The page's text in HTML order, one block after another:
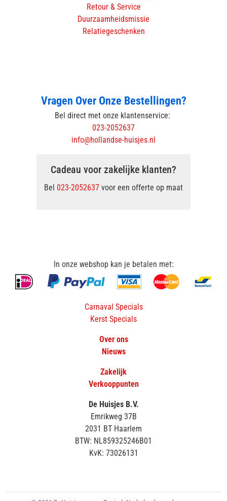
Retour & Service
Duurzaamheidsmissie
Relatiegeschenken
Vragen Over Onze Bestellingen?
Bel direct met onze klantenservice:
023-2052637
info@hollandse-huisjes.nl
Cadeau voor zakelijke klanten?
Bel 023-2052637 voor een offerte op maat
In onze webshop kan je betalen met:
Carnaval Specials
Kerst Specials
Over ons
Nieuws
Zakelijk
Verkooppunten
De Huisjes B.V.
Emrikweg 37B
2031 BT Haarlem
BTW: NL859325246B01
KvK: 73026131